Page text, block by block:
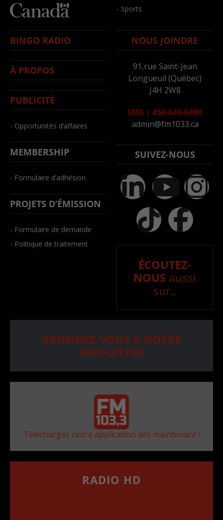
- Sports
BINGO RADIO
À PROPOS
PUBLICITÉ
- Opportunités d’affaires
MEMBERSHIP
- Formulaire d’adhésion
PROJETS D’ÉMISSION
- Formulaire de demande
- Politique de traitement
NOUS JOINDRE
91,rue Saint-Jean
Longueuil (Québec)
J4H 2W8
SMS | 450-646-6800
admin@fm1033.ca
SUIVEZ-NOUS
ÉCOUTEZ-
NOUS aussi
sur..
ABONNEZ-VOUS À NOTRE
INFOLETTRE
Téléchargez notre application dès maintenant !
RADIO HD